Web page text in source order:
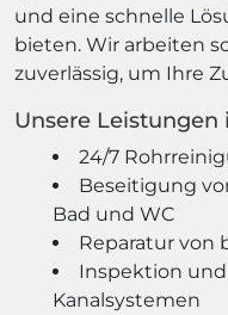
und eine schnelle
bieten. Wir arbeiten
zuverlässig, um Ihre
Unsere Leistungen
24/7
Beseitigung
Bad und WC
Reparatur von
Inspektion
Kanalsystemen